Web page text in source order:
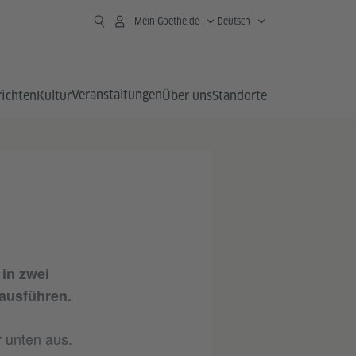
Mein Goethe.de Deutsch
KulturVeranstaltungenÜber unsStandorte
zwei
aus.